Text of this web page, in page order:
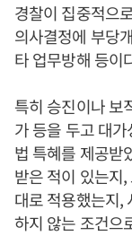
경찰이 집중적으
의사결정에 부당
타 업무방해 등이
특히 승진이나 보
가 등을 두고 대
법 특혜를 제공받
받은 적이 있는지
대로 적용했는지,
하지 않는 조건으